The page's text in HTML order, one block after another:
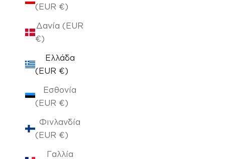
(EUR €)
Δανία (EUR
€)
Ελλάδα
(EUR €)
Εσθονία
(EUR €)
Φινλανδία
(EUR €)
Γαλλία